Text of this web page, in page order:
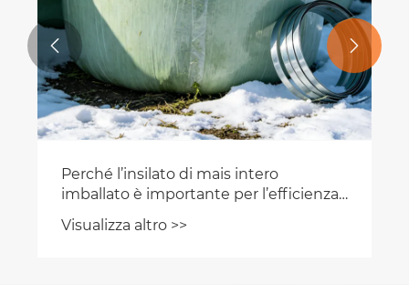
Perché l’insilato di mais intero
imballato è importante per l’efficienza
moderna dell’alimentazione del
bestiame?
Visualizza altro >>
 